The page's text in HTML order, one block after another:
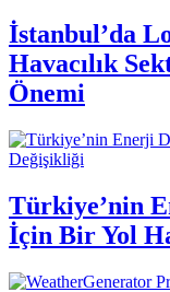
İstanbul’da
Havacılık
Önemi
Değişikliği
Türkiye’nin
İçin Bir Yol